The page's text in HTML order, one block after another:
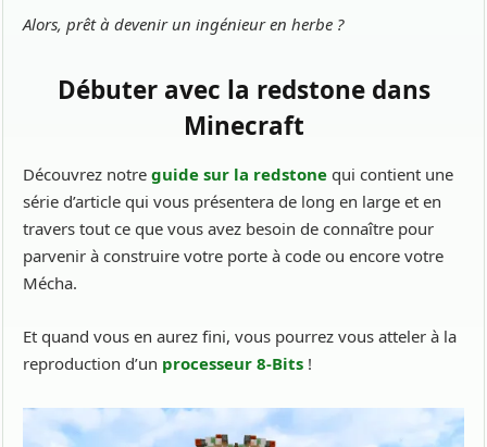
Alors, prêt à devenir un ingénieur en herbe ?
Débuter avec la redstone dans
Minecraft
Découvrez notre guide sur la redstone qui contient une
série d’article qui vous présentera de long en large et en
travers tout ce que vous avez besoin de connaître pour
parvenir à construire votre porte à code ou encore votre
Mécha.
Et quand vous en aurez fini, vous pourrez vous atteler à la
reproduction d’un processeur 8-Bits !